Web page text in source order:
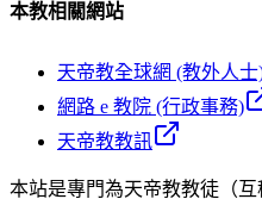
本教相關網站
天帝教全球網 (教外人士
網路 e 教院 (行政事務)
天帝教教訊
本站是專門為天帝教教徒（